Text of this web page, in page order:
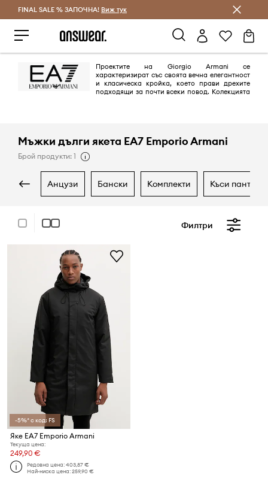
Спестявай с Answear Club
FINAL SALE % ЗАПОЧНА! Виж тук
Проектите на Giorgio Armani се
характеризират със своята вечна елегантност
и класическа кройка, което прави дрехите
подходящи за почти всеки повод. Колекцията
Мъжки дълги якета EA7 Emporio Armani
Брой продукти: 1
анцузи бански комплекти къси
Филтри
-5%* с код: FS
Яке EA7 Emporio Armani
Текуща цена:
249,90 €
Редовна цена:403,87 €
Най-ниска цена:259,90 €